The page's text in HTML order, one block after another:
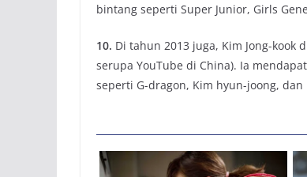
bintang seperti Super Junior, Girls
10. Di tahun 2013 juga, Kim Jong-
serupa YouTube di China). Ia
seperti G-dragon, Kim hyun-joong,